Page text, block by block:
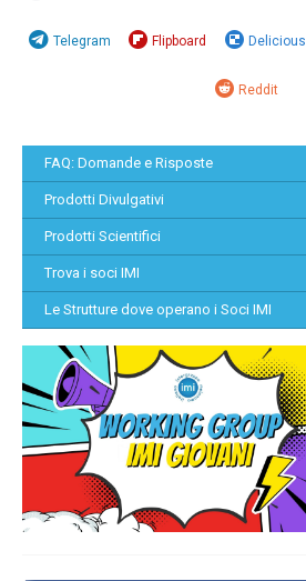
Telegram Flipboard Delicious
Reddit
FAQ: Domande e Risposte
Prodotti Divulgativi
Prodotti Scientifici
Trova i soci IMI
Le Strutture dove operano i Soci IMI